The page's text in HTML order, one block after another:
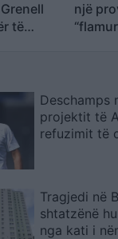
të
një
Deschamps
projektit të
refuzimit të
Tragjedi në
shtatzënë
nga kati i